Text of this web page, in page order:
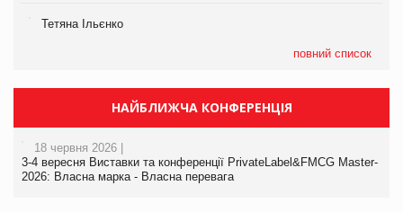
Тетяна Ільєнко
повний список
НАЙБЛИЖЧА КОНФЕРЕНЦІЯ
18 червня 2026 |
3-4 вересня Виставки та конференції PrivateLabel&FMCG Master-
2026: Власна марка - Власна перевага